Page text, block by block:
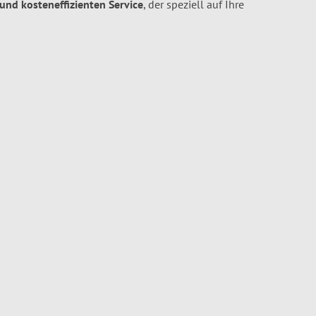
kosteneffizienten Service, der speziell auf Ihre